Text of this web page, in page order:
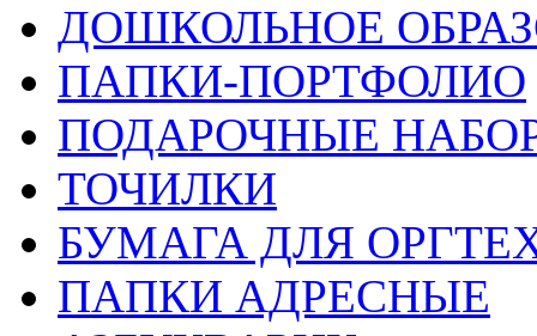
ДОШКОЛЬНОЕ
ПАПКИ-ПОРТФОЛИО
ПОДАРОЧНЫЕ
ТОЧИЛКИ
БУМАГА ДЛЯ
ПАПКИ АДРЕСНЫЕ